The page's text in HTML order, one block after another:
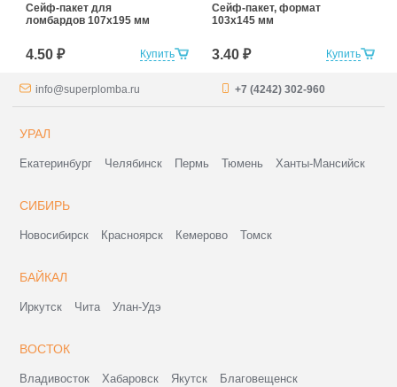
Купить
Сейф-пакет для
ломбардов 107х195 мм
4.50 ₽ Купить
Сейф-пакет, формат
103х145 мм
3.40 ₽
info@superplomba.ru +7 (4242) 302-960
УРАЛ
Екатеринбург Челябинск Пермь Тюмень Ханты-Мансийск
СИБИРЬ
Новосибирск Красноярск Кемерово Томск
БАЙКАЛ
Иркутск Чита Улан-Удэ
ВОСТОК
Владивосток Хабаровск Якутск
Благовещенск